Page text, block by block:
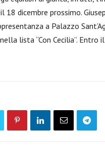
dicembre prossimo.
a Palazzo
lista “Con Cecilia”.